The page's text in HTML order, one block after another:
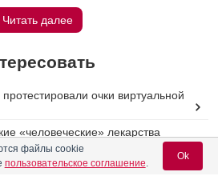
Читать далее
очки виртуальной
«человеческие» лекарства
от парагриппа крупного рогатого
файлы cookie
пользовательское соглашение.
Ok